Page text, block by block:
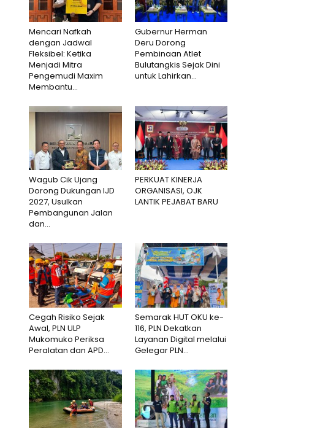
Mencari Nafkah
dengan Jadwal
Fleksibel: Ketika
Menjadi Mitra
Pengemudi Maxim
Membantu...
Gubernur Herman
Deru Dorong
Pembinaan Atlet
Bulutangkis Sejak Dini
untuk Lahirkan...
Wagub Cik Ujang
Dorong Dukungan IJD
2027, Usulkan
Pembangunan Jalan
dan...
PERKUAT KINERJA
ORGANISASI, OJK
LANTIK PEJABAT BARU
Cegah Risiko Sejak
Awal, PLN ULP
Mukomuko Periksa
Peralatan dan APD...
Semarak HUT OKU ke-
116, PLN Dekatkan
Layanan Digital melalui
Gelegar PLN...